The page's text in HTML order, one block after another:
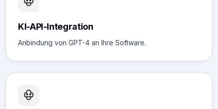
KI-API-Integration
Anbindung von GPT-4 an Ihre Software.